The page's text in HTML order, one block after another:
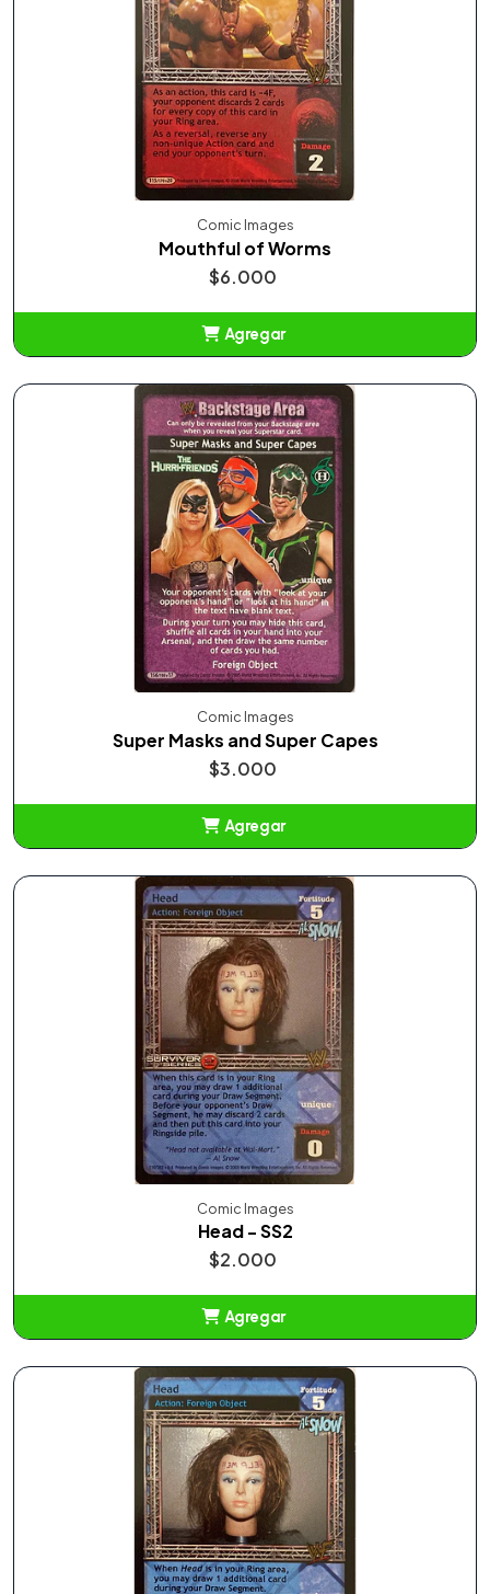
Comic Images
Mouthful of Worms
$6.000
Agregar
Comic Images
Super Masks and Super Capes
$3.000
Agregar
Comic Images
Head - SS2
$2.000
Agregar